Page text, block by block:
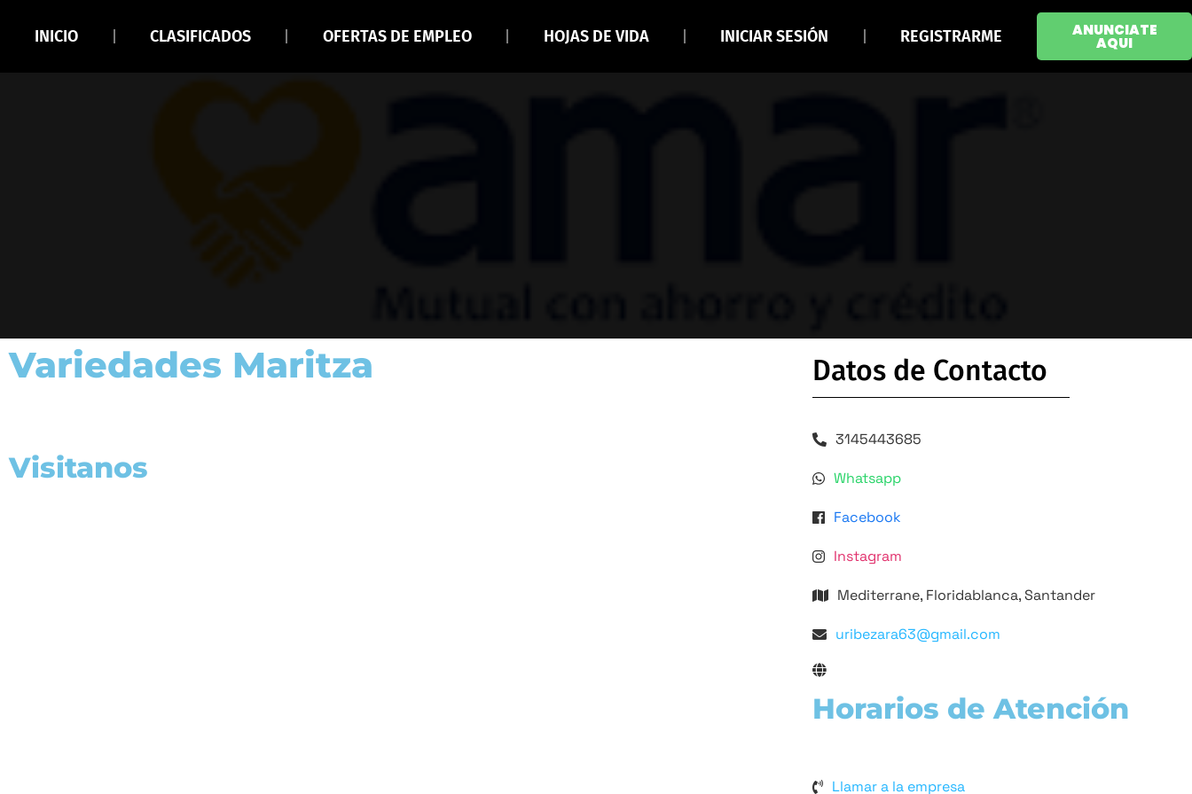
INICIO CLASIFICADOS OFERTAS DE EMPLEO HOJAS DE VIDA INICIAR SESIÓN REGISTRARME ANUNCIATE
AQUI
Variedades Maritza
Visitanos
Datos de Contacto
3145443685
Whatsapp
Facebook
Instagram
Mediterrane, Floridablanca, Santander
uribezara63@gmail.com
Horarios de Atención
Llamar a la empresa